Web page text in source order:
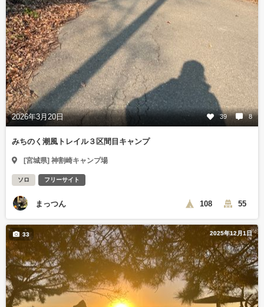
2026年3月20日 39 8
みちのく潮風トレイル３区間目キャンプ
[宮城県] 神割崎キャンプ場
ソロ フリーサイト
まっつん 108 55
2025年12月1日
33